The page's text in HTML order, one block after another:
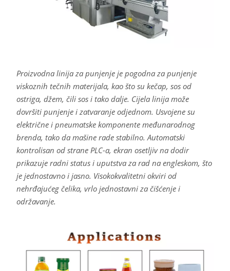
Proizvodna linija za punjenje je pogodna za punjenje
viskoznih tečnih materijala, kao što su kečap, sos od
ostriga, džem, čili sos i tako dalje. Cijela linija može
dovršiti punjenje i zatvaranje odjednom. Usvojene su
električne i pneumatske komponente međunarodnog
brenda, tako da mašine rade stabilno. Automatski
kontrolisan od strane PLC-a, ekran osetljiv na dodir
prikazuje radni status i uputstva za rad na engleskom, što
je jednostavno i jasno. Visokokvalitetni okviri od
nehrđajućeg čelika, vrlo jednostavni za čišćenje i
održavanje.